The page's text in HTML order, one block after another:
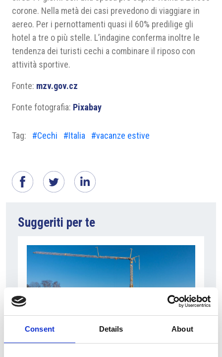
Consent Details About
corone. Nella metà dei casi prevedono di viaggiare in
aereo. Per i pernottamenti quasi il 60% predilige gli
hotel a tre o più stelle. L’indagine conferma inoltre le
tendenza dei turisti cechi a combinare il riposo con
attività sportive.
Fonte: mzv.gov.cz
Fonte fotografia: Pixabay
Tag: #Cechi #Italia #vacanze estive
Suggeriti per te